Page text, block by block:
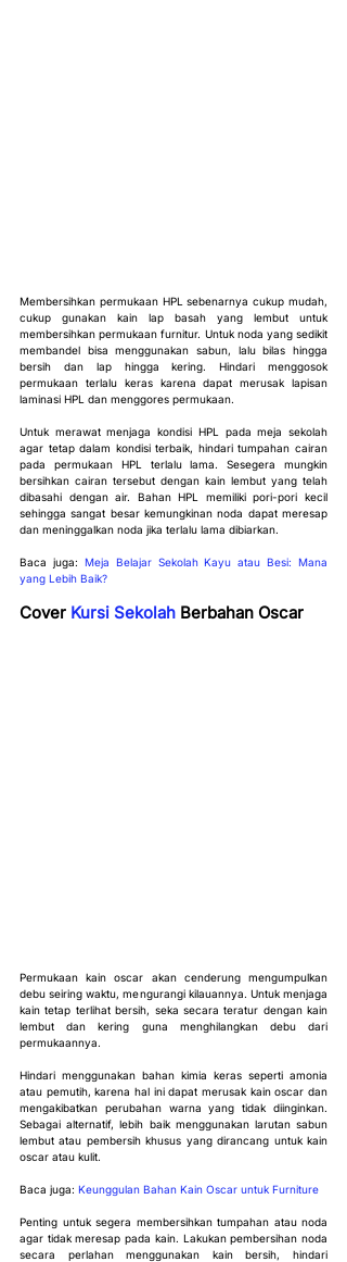
Membersihkan permukaan HPL sebenarnya cukup mudah,
cukup gunakan kain lap basah yang lembut untuk
membersihkan permukaan furnitur. Untuk noda yang sedikit
membandel bisa menggunakan sabun, lalu bilas hingga
bersih dan lap hingga kering. Hindari menggosok
permukaan terlalu keras karena dapat merusak lapisan
laminasi HPL dan menggores permukaan.
Untuk merawat menjaga kondisi HPL pada meja sekolah
agar tetap dalam kondisi terbaik, hindari tumpahan cairan
pada permukaan HPL terlalu lama. Sesegera mungkin
bersihkan cairan tersebut dengan kain lembut yang telah
dibasahi dengan air. Bahan HPL memiliki pori-pori kecil
sehingga sangat besar kemungkinan noda dapat meresap
dan meninggalkan noda jika terlalu lama dibiarkan.
Baca juga:
Meja Belajar Sekolah Kayu atau Besi: Mana
yang Lebih Baik?
Cover Kursi Sekolah Berbahan Oscar
Permukaan kain oscar akan cenderung mengumpulkan
debu seiring waktu, mengurangi kilauannya. Untuk menjaga
kain tetap terlihat bersih, seka secara teratur dengan kain
lembut dan kering guna menghilangkan debu dari
permukaannya.
Hindari menggunakan bahan kimia keras seperti amonia
atau pemutih, karena hal ini dapat merusak kain oscar dan
mengakibatkan perubahan warna yang tidak diinginkan.
Sebagai alternatif, lebih baik menggunakan larutan sabun
lembut atau pembersih khusus yang dirancang untuk kain
oscar atau kulit.
Baca juga: Keunggulan Bahan Kain Oscar untuk Furniture
Penting untuk segera membersihkan tumpahan atau noda
agar tidak meresap pada kain. Lakukan pembersihan noda
secara perlahan menggunakan kain bersih, hindari